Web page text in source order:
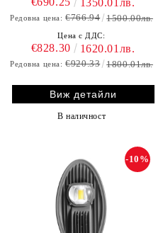
1350.01лв.
Редовна цена: €766.94 1500.00лв.
Цена с ДДС:
€828.30 1620.01лв.
Редовна цена: €920.33 1800.01лв.
Виж детайли
В наличност
-10%